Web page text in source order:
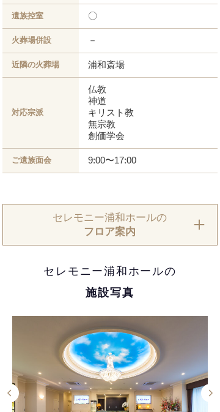
遺族控室 〇
火葬場併設 －
近隣の火葬場 浦和斎場
対応宗派
仏教
神道
キリスト教
無宗教
創価学会
ご遺族面会 9:00〜17:00
セレモニー浦和ホールの
フロア案内
セレモニー浦和ホールの
施設写真